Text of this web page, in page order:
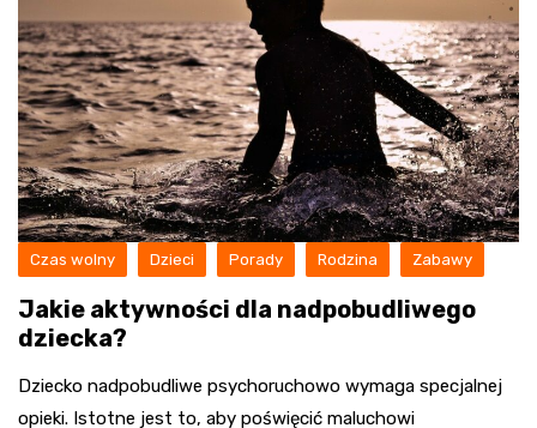
Czas wolny Dzieci Porady Rodzina Zabawy
Jakie aktywności dla nadpobudliwego
dziecka?
Dziecko nadpobudliwe psychoruchowo wymaga specjalnej
opieki. Istotne jest to, aby poświęcić maluchowi